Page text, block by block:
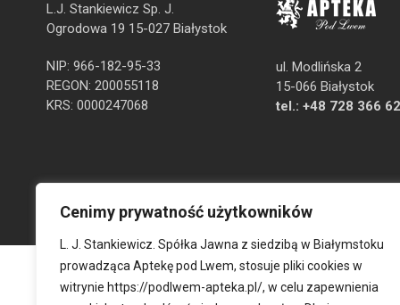
Cenimy prywatność użytkowników
L. J. Stankiewicz. Spółka Jawna z siedzibą w Białymstoku
prowadząca Aptekę pod Lwem, stosuje pliki cookies w
witrynie https://podlwem-apteka.pl/, w celu zapewnienia
L.J. Stankiewicz Sp. J.
Ogrodowa 19 15-027 Białystok
NIP: 966-182-95-33
REGON: 200055118
KRS: 0000247068
ul. Modlińska 2
15-066 Białystok
tel.: +48 728 366